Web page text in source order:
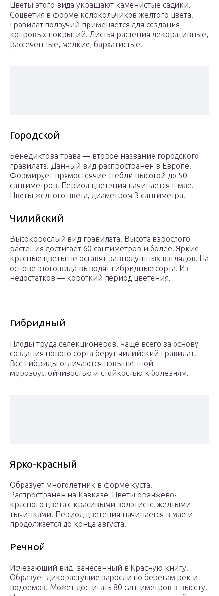
Цветы этого вида украшают каменистые садики.
Соцветия в форме колокольчиков желтого цвета.
Гравилат ползучий применяется для создания
ковровых покрытий. Листья растения декоративные,
рассеченные, мелкие, бархатистые.
Городской
Бенедиктова трава — второе название городского
гравилата. Данный вид распространен в Европе.
Формирует прямостоячие стебли высотой до 50
сантиметров. Период цветения начинается в мае.
Цветы желтого цвета, диаметром 3 сантиметра.
Чилийский
Высокорослый вид гравилата. Высота взрослого
растения достигает 60 сантиметров и более. Яркие
красные цветы не оставят равнодушных взглядов. На
основе этого вида выводят гибридные сорта. Из
недостатков — короткий период цветения.
Гибридный
Плоды труда селекционеров. Чаще всего за основу
создания нового сорта берут чилийский гравилат.
Все гибриды отличаются повышенной
морозоустойчивостью и стойкостью к болезням.
Ярко-красный
Образует многолетник в форме куста.
Распространен на Кавказе. Цветы оранжево-
красного цвета с красивыми золотисто-желтыми
тычинками. Период цветения начинается в мае и
продолжается до конца августа.
Речной
Исчезающий вид, занесенный в Красную книгу.
Образует дикорастущие заросли по берегам рек и
водоемов. Может достигать 80 сантиметров в высоту.